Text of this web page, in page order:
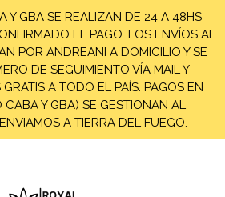
Y GBA SE REALIZAN DE 24 A 48HS
EL PAGO. LOS ENVÍOS AL
POR ANDREANI A DOMICILIO Y SE
DE SEGUIMIENTO VÍA MAIL Y
A TODO EL PAÍS. PAGOS EN
CABA Y GBA) SE GESTIONAN AL
A TIERRA DEL FUEGO.